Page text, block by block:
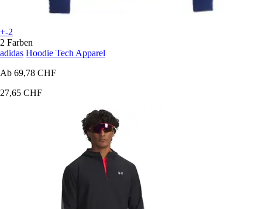
+-2
2 Farben
adidas Hoodie Tech Apparel
Ab 69,78 CHF
27,65 CHF